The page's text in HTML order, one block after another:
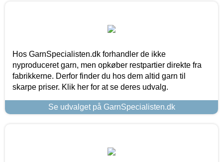
Hos GarnSpecialisten.dk forhandler de ikke
nyproduceret garn, men opkøber restpartier direkte fra
fabrikkerne. Derfor finder du hos dem altid garn til
skarpe priser. Klik her for at se deres udvalg.
Se udvalget på GarnSpecialisten.dk